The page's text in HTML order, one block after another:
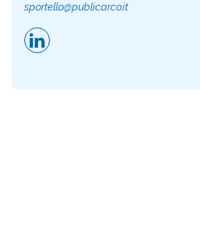
sportello@publicarco.it